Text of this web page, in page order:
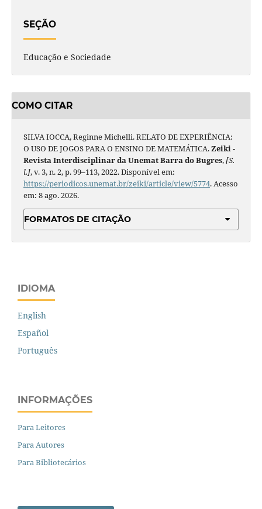
SEÇÃO
Educação e Sociedade
COMO CITAR
SILVA IOCCA, Reginne Michelli. RELATO DE EXPERIÊNCIA:
O USO DE JOGOS PARA O ENSINO DE MATEMÁTICA.Zeiki -
Revista Interdisciplinar da Unemat Barra do Bugres,[S.
l.], v. 3, n. 2, p. 99–113, 2022. Disponível em:
https://periodicos.unemat.br/zeiki/article/view/5774. Acesso
em: 8 ago. 2026.
FORMATOS DE CITAÇÃO
IDIOMA
English
Español
Português
INFORMAÇÕES
Para Leitores
Para Autores
Para Bibliotecários